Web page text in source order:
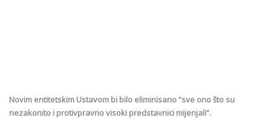
Novim entitetskim Ustavom bi bilo eliminisano “sve ono što su
nezakonito i protivpravno visoki predstavnici mijenjali”.